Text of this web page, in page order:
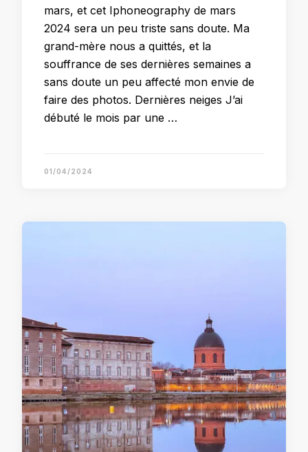
mars, et cet Iphoneography de mars
2024 sera un peu triste sans doute. Ma
grand-mère nous a quittés, et la
souffrance de ses dernières semaines a
sans doute un peu affecté mon envie de
faire des photos. Dernières neiges J’ai
débuté le mois par une …
01/04/2024